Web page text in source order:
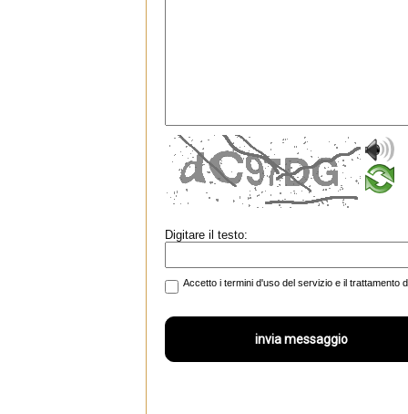
Digitare il testo:
Accetto i termini d'uso del servizio e il trattamento